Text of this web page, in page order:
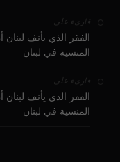
قارىء على
الفقر الذي يأنف
المنسية في لبنان
قارىء على
الفقر الذي يأنف
المنسية في لبنان